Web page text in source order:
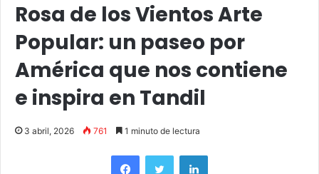
Rosa de los Vientos Arte
Popular: un paseo por
América que nos contiene
e inspira en Tandil
3 abril, 2026 761 1 minuto de lectura